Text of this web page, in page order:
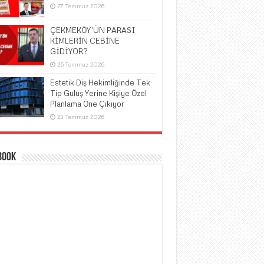
27 Temmuz 2026
ÇEKMEKÖY’ÜN PARASI
KİMLERİN CEBİNE
GİDİYOR?
25 Temmuz 2026
Estetik Diş Hekimliğinde Tek
Tip Gülüş Yerine Kişiye Özel
Planlama Öne Çıkıyor
23 Temmuz 2026